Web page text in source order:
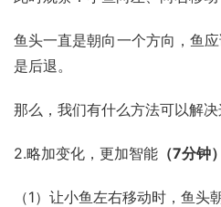
鱼头一直是朝向一个方向，鱼
是后退。
那么，我们有什么方法可以解决
2.略加变化，更加智能 （7分钟）
（1）让小鱼左右移动时，鱼头